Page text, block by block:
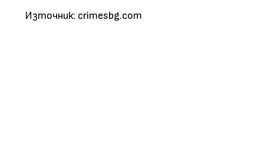
Източник: crimesbg.com